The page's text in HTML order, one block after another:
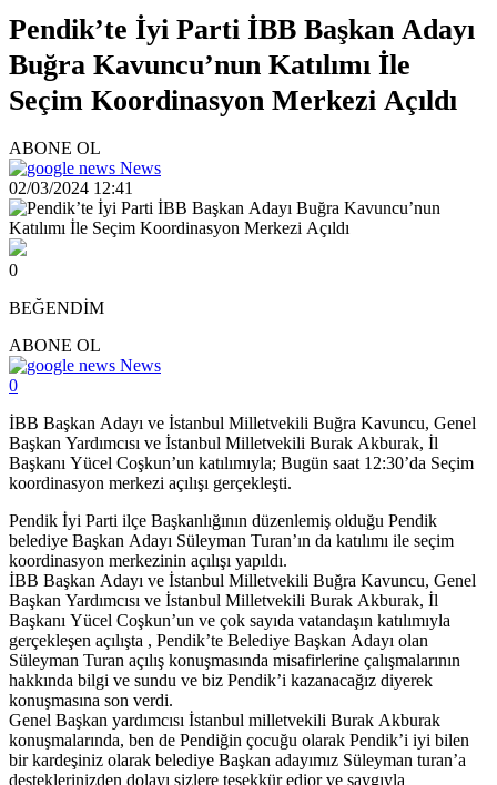
Pendik’te İyi Parti İBB Başkan Adayı
Buğra Kavuncu’nun Katılımı İle
Seçim Koordinasyon Merkezi Açıldı
ABONE OL
News
02/03/2024 12:41
0
BEĞENDİM
ABONE OL
News
0
İBB Başkan Adayı ve İstanbul Milletvekili Buğra Kavuncu, Genel
Başkan Yardımcısı ve İstanbul Milletvekili Burak Akburak, İl
Başkanı Yücel Coşkun’un katılımıyla; Bugün saat 12:30’da Seçim
koordinasyon merkezi açılışı gerçekleşti.
Pendik İyi Parti ilçe Başkanlığının düzenlemiş olduğu Pendik
belediye Başkan Adayı Süleyman Turan’ın da katılımı ile seçim
koordinasyon merkezinin açılışı yapıldı.
İBB Başkan Adayı ve İstanbul Milletvekili Buğra Kavuncu, Genel
Başkan Yardımcısı ve İstanbul Milletvekili Burak Akburak, İl
Başkanı Yücel Coşkun’un ve çok sayıda vatandaşın katılımıyla
gerçekleşen açılışta , Pendik’te Belediye Başkan Adayı olan
Süleyman Turan açılış konuşmasında misafirlerine çalışmalarının
hakkında bilgi ve sundu ve biz Pendik’i kazanacağız diyerek
konuşmasına son verdi.
Genel Başkan yardımcısı İstanbul milletvekili Burak Akburak
konuşmalarında, ben de Pendiğin çocuğu olarak Pendik’i iyi bilen
bir kardeşiniz olarak belediye Başkan adayımız Süleyman turan’a
desteklerinizden dolayı sizlere teşekkür edior ve saygıyla